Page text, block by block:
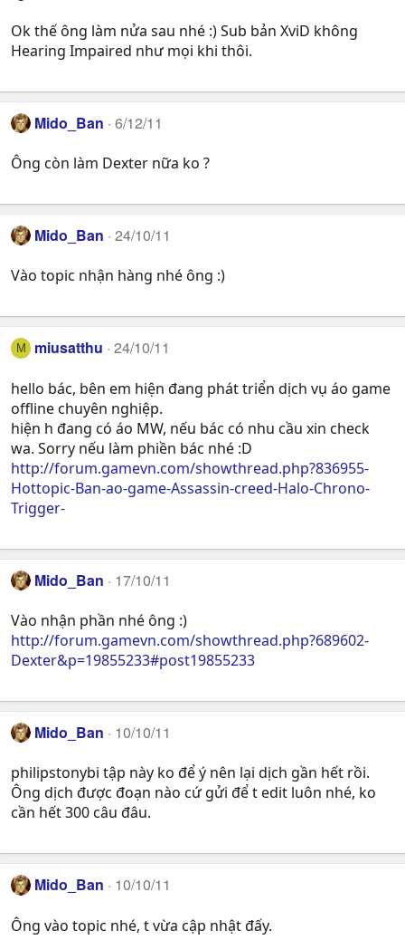
Ok thế ông làm nửa sau nhé :) Sub bản XviD không
Hearing Impaired như mọi khi thôi.
Mido_Ban 6/12/11
Ông còn làm Dexter nữa ko ?
Mido_Ban 24/10/11
Vào topic nhận hàng nhé ông :)
M miusatthu 24/10/11
hello bác, bên em hiện đang phát triển dịch vụ áo game
offline chuyên nghiệp.
hiện h đang có áo MW, nếu bác có nhu cầu xin check
wa. Sorry nếu làm phiền bác nhé :D
http://forum.gamevn.com/showthread.php?836955-
Hottopic-Ban-ao-game-Assassin-creed-Halo-Chrono-
Trigger-
Mido_Ban 17/10/11
Vào nhận phần nhé ông :)
http://forum.gamevn.com/showthread.php?689602-
Dexter&p=19855233#post19855233
Mido_Ban 10/10/11
philipstonybi tập này ko để ý nên lại dịch gần hết rồi.
Ông dịch được đoạn nào cứ gửi để t edit luôn nhé, ko
cần hết 300 câu đâu.
Mido_Ban 10/10/11
Ông vào topic nhé, t vừa cập nhật đấy.